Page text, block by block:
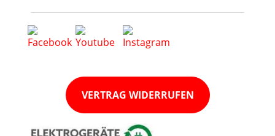
VERTRAG WIDERRUFEN